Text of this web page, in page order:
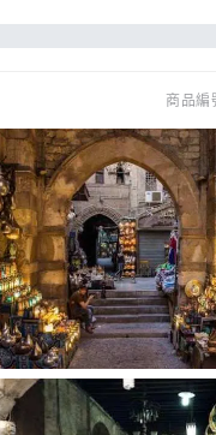
商品編